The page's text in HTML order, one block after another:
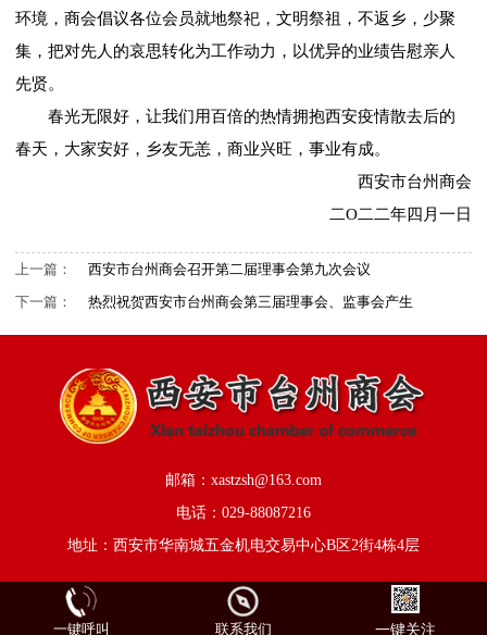
环境，商会倡议各位会员就地祭祀，文明祭祖，不返乡，少聚
集，把对先人的哀思转化为工作动力，以优异的业绩告慰亲人
先贤。
春光无限好，让我们用百倍的热情拥抱西安疫情散去后的
春天，大家安好，乡友无恙，商业兴旺，事业有成。
西安市台州商会
二O二二年四月一日
上一篇：
西安市台州商会召开第二届理事会第九次会议
下一篇：
热烈祝贺西安市台州商会第三届理事会、监事会产生
邮箱：xastzsh@163.com
电话：029-88087216
地址：西安市华南城五金机电交易中心B区2街4栋4层
一键呼叫 联系我们 一键关注